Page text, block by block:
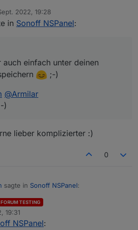
speichern
@ TT-Tom @Armilar
:-)
2022, 19:28
in Sonoff NSPanel:
auch einfach unter deinen
;-)
@Armilar
)
lieber komplizierter :)
0
sagte in Sonoff NSPanel:
aber auch einfach unter deinen
FORUM TESTING
19:31
NSPanel: